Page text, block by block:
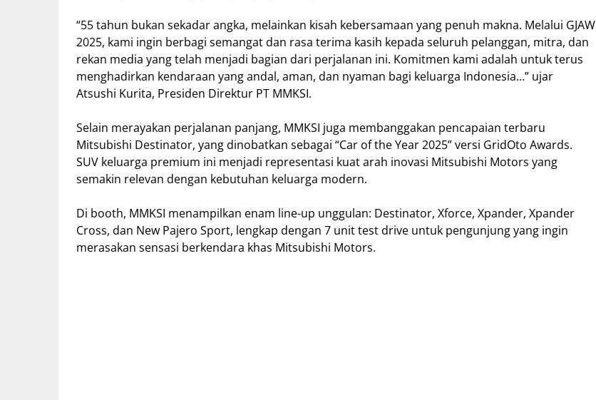
“55 tahun bukan sekadar angka, melainkan kisah kebersamaan yang penuh makna. Melalui GJAW
2025, kami ingin berbagi semangat dan rasa terima kasih kepada seluruh pelanggan, mitra, dan
rekan media yang telah menjadi bagian dari perjalanan ini. Komitmen kami adalah untuk terus
menghadirkan kendaraan yang andal, aman, dan nyaman bagi keluarga Indonesia…” ujar
Atsushi Kurita, Presiden Direktur PT MMKSI.
Selain merayakan perjalanan panjang, MMKSI juga membanggakan pencapaian terbaru
Mitsubishi Destinator, yang dinobatkan sebagai “Car of the Year 2025” versi GridOto Awards.
SUV keluarga premium ini menjadi representasi kuat arah inovasi Mitsubishi Motors yang
semakin relevan dengan kebutuhan keluarga modern.
Di booth, MMKSI menampilkan enam line-up unggulan: Destinator, Xforce, Xpander, Xpander
Cross, dan New Pajero Sport, lengkap dengan 7 unit test drive untuk pengunjung yang ingin
merasakan sensasi berkendara khas Mitsubishi Motors.